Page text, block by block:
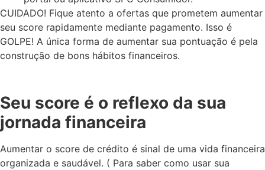
CUIDADO! Fique atento a ofertas que prometem aumentar
seu score rapidamente mediante pagamento. Isso é
GOLPE! A única forma de aumentar sua pontuação é pela
construção de bons hábitos financeiros.
Seu score é o reflexo da sua
jornada financeira
Aumentar o score de crédito é sinal de uma vida financeira
organizada e saudável. ( Para saber como usar sua